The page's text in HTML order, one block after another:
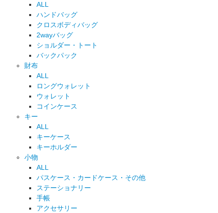
ALL
ハンドバッグ
クロスボディバッグ
2wayバッグ
ショルダー・トート
バックパック
財布
ALL
ロングウォレット
ウォレット
コインケース
キー
ALL
キーケース
キーホルダー
小物
ALL
パスケース・カードケース・その他
ステーショナリー
手帳
アクセサリー